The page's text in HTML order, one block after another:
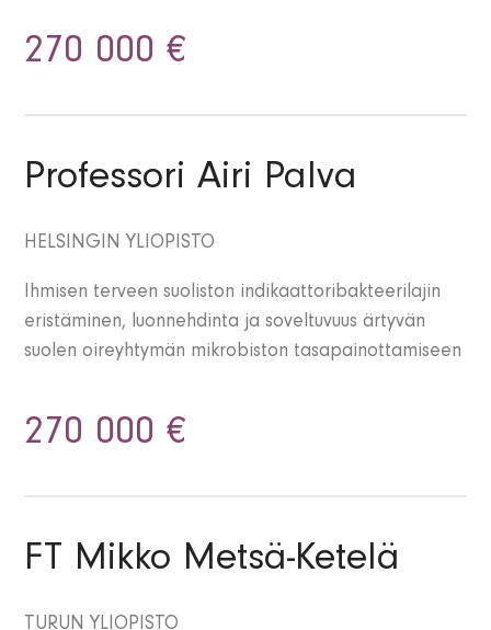
270 000 €
Professori Airi Palva
HELSINGIN YLIOPISTO
Ihmisen terveen suoliston indikaattoribakteerilajin
eristäminen, luonnehdinta ja soveltuvuus ärtyvän
suolen oireyhtymän mikrobiston tasapainottamiseen
270 000 €
FT Mikko Metsä-Ketelä
TURUN YLIOPISTO